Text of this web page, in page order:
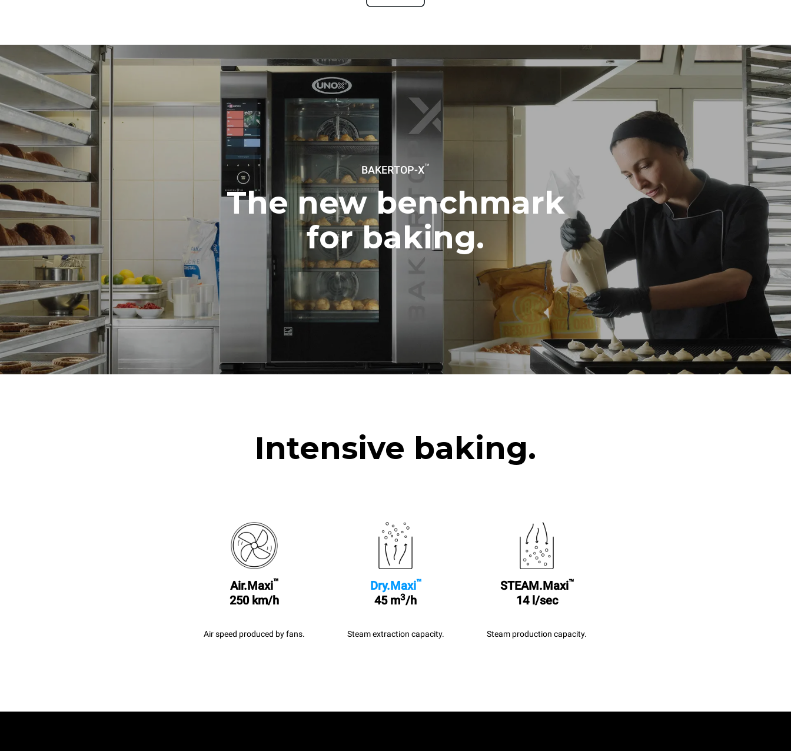
178 kg
烤盘规格 烤盘数量 烤盘尺寸
600x400
烤盘间距
能源供应 电压
380-415V 3N~ / 220-240V 3~ 21 kW 50 / 60 Hz
插头类型
*电力能耗（kwh）和co2排放 电力能耗（kWh） 二氧化碳排放 假设每天使用烤箱(300天/年)：
19.3 kWh/天
该估计仅包括烤箱产生的直接排放。间接排
放取决于其连接到的电网的能源组合；通过
选择购买由可再生能源生产的能源，后者可
8次半载羊角面包
假设每周使用以下清洗程序(42 周/年)：
BAKERTOP-X™
The new benchmark
for baking.
Intensive baking.
Air.Maxi™
250 km/h
Air speed produced by fans.
Dry.Maxi™
45 m3/h
Steam extraction capacity.
STEAM.Maxi™
14 l/sec
Steam production capacity.